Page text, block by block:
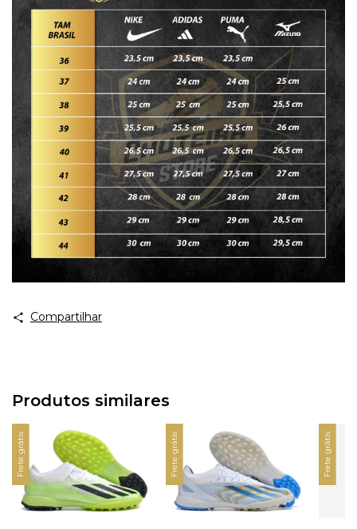
Compartilhar
Produtos similares
Frete grátis Frete grátis Frete grátis